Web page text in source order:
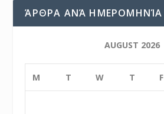
ΆΡΘΡΑ ΑΝΆ ΗΜΕΡΟΜΗΝΊΑ
AUGUST 2026
M T W T F